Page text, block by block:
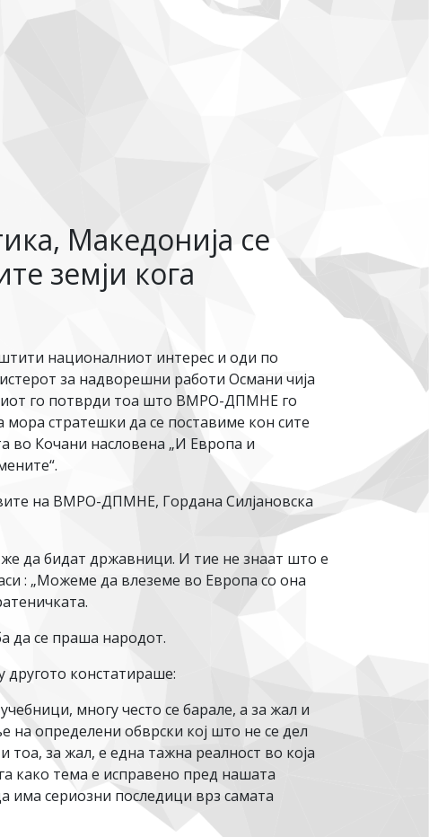
Македонија се
земји кога
националниот интерес и оди по
за надворешни работи Османи чија
го потврди тоа што ВМРО-ДПМНЕ го
стратешки да се поставиме кон сите
Кочани насловена „И Европа и
на ВМРО-ДПМНЕ, Гордана Силјановска
да бидат државници. И тие не знаат што е
: „Можеме да влеземе во Европа со она
да се праша народот.
другото констатираше:
многу често се барале, а за жал и
определени обврски кој што не се дел
за жал, е една тажна реалност во која
како тема е исправено пред нашата
сериозни последици врз самата